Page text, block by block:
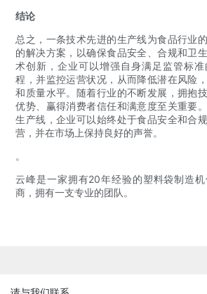
结论
总之，一条技术先进的生产线为食品行业
的解决方案，以确保食品安全、合规和卫
术创新，企业可以增强自身满足监管标
程，并监控运营状况，从而降低潜在风险
和质量水平。随着行业的不断发展，拥抱
优势、赢得消费者信任和满意度至关重要
生产线，企业可以始终处于食品安全和合
营，并在市场上保持良好的声誉。
。
云峰是一家拥有20年经验的塑料袋制造
商，拥有一支专业的团队。